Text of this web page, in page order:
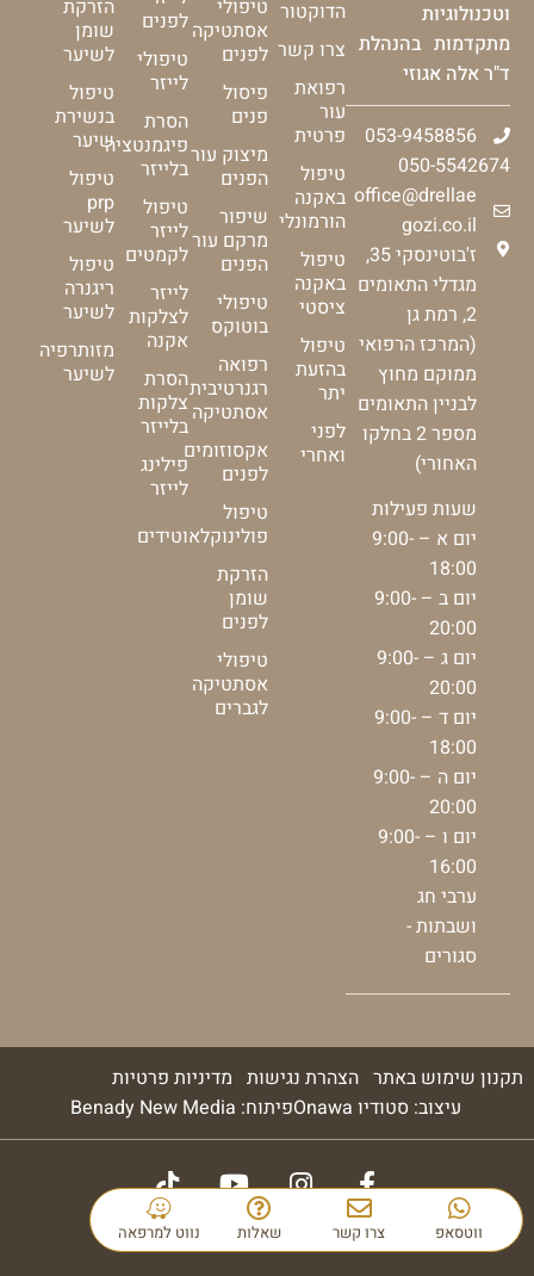
ווטסאפ צרו קשר שאלות נווט למרפאה
וטכנולוגיות
מתקדמות בהנהלת
ד"ר אלה אגוזי
053-9458856
050-5542674
office@drellae
gozi.co.il
ז'בוטינסקי 35,
מגדלי התאומים
2, רמת גן
(המרכז הרפואי
ממוקם מחוץ
לבניין התאומים
מספר 2 בחלקו
האחורי)
שעות פעילות
יום א – 9:00-
18:00
יום ב – 9:00-
20:00
יום ג – 9:00-
20:00
יום ד – 9:00-
18:00
יום ה – 9:00-
20:00
יום ו – 9:00-
16:00
ערבי חג
ושבתות -
סגורים
הדוקטור
צרו קשר
רפואת
עור
פרטית
טיפול
באקנה
הורמונלי
טיפול
באקנה
ציסטי
טיפול
בהזעת
יתר
לפני
ואחרי
טיפולי
אסתטיקה
לפנים
פיסול
פנים
מיצוק עור
הפנים
שיפור
מרקם עור
הפנים
טיפולי
בוטוקס
רפואה
רגנרטיבית
אסתטיקה
אקסוזומים
לפנים
טיפול
פולינוקלאוטידים
הזרקת
שומן
לפנים
טיפולי
אסתטיקה
לגברים
לפנים
טיפולי
לייזר
הסרת
פיגמנטציה
בלייזר
טיפול
לייזר
לקמטים
לייזר
לצלקות
אקנה
הסרת
צלקות
בלייזר
פילינג
לייזר
הזרקת
שומן
לשיער
טיפול
בנשירת
שיער
טיפול
prp
לשיער
טיפול
ריגנרה
לשיער
מזותרפיה
לשיער
תקנון שימוש באתר הצהרת נגישות מדיניות פרטיות
עיצוב: סטודיו Onawa
פיתוח: Benady New Media
© 2026 כל הזכויות שמורות